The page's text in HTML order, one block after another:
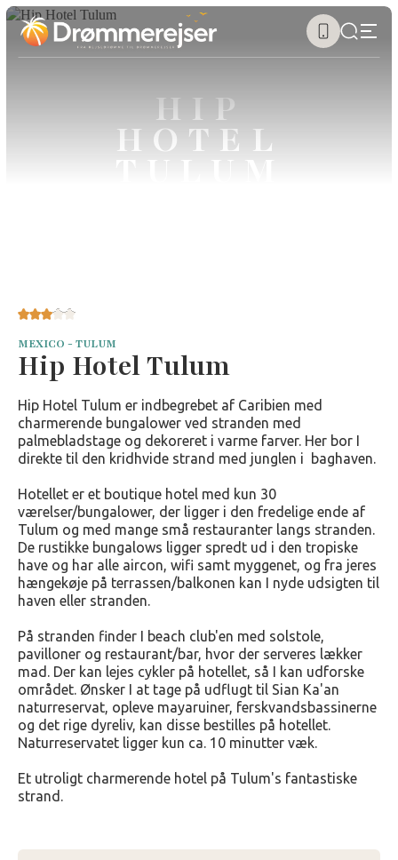
HIP
HOTEL
TULUM
MEXICO - TULUM
Hip Hotel Tulum
Hip Hotel Tulum er indbegrebet af Caribien med
charmerende bungalower ved stranden med
palmebladstage og dekoreret i varme farver. Her bor I
direkte til den kridhvide strand med junglen i baghaven.
Hotellet er et boutique hotel med kun 30
værelser/bungalower, der ligger i den fredelige ende af
Tulum og med mange små restauranter langs stranden.
De rustikke bungalows ligger spredt ud i den tropiske
have og har alle aircon, wifi samt myggenet, og fra jeres
hængekøje på terrassen/balkonen kan I nyde udsigten til
haven eller stranden.
På stranden finder I beach club'en med solstole,
pavilloner og restaurant/bar, hvor der serveres lækker
mad. Der kan lejes cykler på hotellet, så I kan udforske
området. Ønsker I at tage på udflugt til Sian Ka'an
naturreservat, opleve mayaruiner, ferskvandsbassinerne
og det rige dyreliv, kan disse bestilles på hotellet.
Naturreservatet ligger kun ca. 10 minutter væk.
Et utroligt charmerende hotel på Tulum's fantastiske
strand.